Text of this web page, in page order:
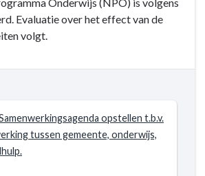
Evaluatie over het effect van de
volgt.
opstellen t.b.v.
tussen gemeente, onderwijs,